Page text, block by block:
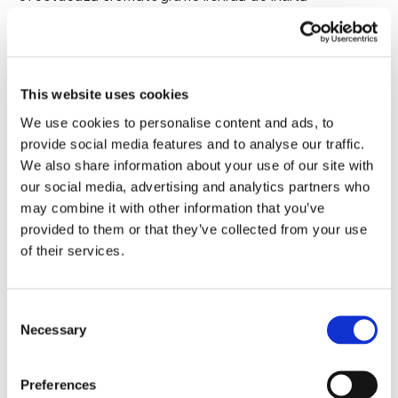
This website uses cookies
We use cookies to personalise content and ads, to
provide social media features and to analyse our traffic.
We also share information about your use of our site with
our social media, advertising and analytics partners who
may combine it with other information that you’ve
provided to them or that they’ve collected from your use
of their services.
Selection
Necessary
Preferences
performanță folosind atât detecție prin fluorescență,
cât și detecție prin ultraviolete (HPLC-FLD-UV)pe
care numai dvs. îl puteți vedea pentru  Gut
HealthTest . Nici laboratorul, nici Zinzino nu vor ști
cine a trimis testul. Rezultatele dvs. vor fi afișate pe
zinzinotest.com când introduceți codul de
identificare al testului dvs.  Gut Health Test.Odată
ce ați completat chestionarul, veți avea acces la
analiza completă.
vă faceți testul de sânge, astfel încât rezultatele
dvs. să poată fi vizualizate de îndată ce analiza este
Răspunzând la aceste scurte întrebări, veți avea